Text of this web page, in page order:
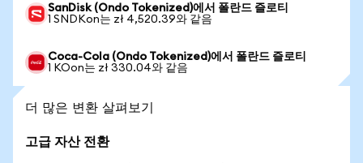
SanDisk (Ondo Tokenized)에서 폴란드 즐로티
1 SNDKon는 zł 4,520.39와 같음
Coca-Cola (Ondo Tokenized)에서 폴란드 즐로티
1 KOon는 zł 330.04와 같음
더 많은 변환 살펴보기
고급 자산 전환